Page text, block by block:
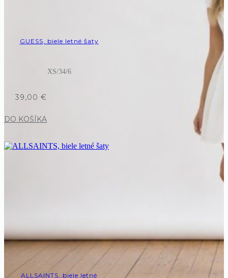
GUESS, biele letné šaty
XS/34/6
39,00 €
DO KOŠÍKA
ALLSAINTS, biele letné